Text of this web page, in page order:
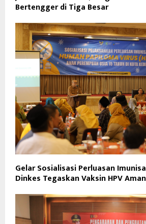
Bertengger di Tiga Besar
Gelar Sosialisasi Perluasan
Dinkes Tegaskan Vaksin HPV